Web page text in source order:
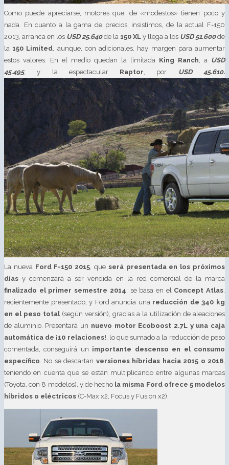
Como puede apreciarse, motores que, de «modestos» tienen poco y
nada. En cuanto a la gama de precios, insistimos, de la actual F-150
2013, arranca en los USD 25.640de la 150 XL y llega a los USD 51.600de
la 150 Limited , aunque, con adicionales, hay margen para aumentar
estos valores. En el medio quedan la limitada King Ranch , a USD
45.495, y la espectacular Raptor , por USD 45.610.
La nueva Ford F-150 2015 , que será presentada en los próximos
días y comenzará a ser vendida en la red comercial de la marca
finalizado el primer semestre 2014 , se basa en el Concept Atlas
recientemente presentado, y Ford anuncia una reducción de 340 kg
en el peso total(según versión), gracias a la utilización de aleaciones
de aluminio. Presentará un nuevo motor Ecoboost 2.7L y una caja
automática de ¡10 relaciones! , lo que sumado a la reducción de peso
comentada, conseguirá un importante descenso en el consumo
específico . No se descartan versiones híbridas hacia 2015 o 2016
teniendo en cuenta que se están multiplicando entre algunas marcas
(Toyota, con 8 modelos), y de hecho la misma Ford ofrece 5 modelos
híbridos o eléctricos (C-Max x2, Focus y Fusion x2).